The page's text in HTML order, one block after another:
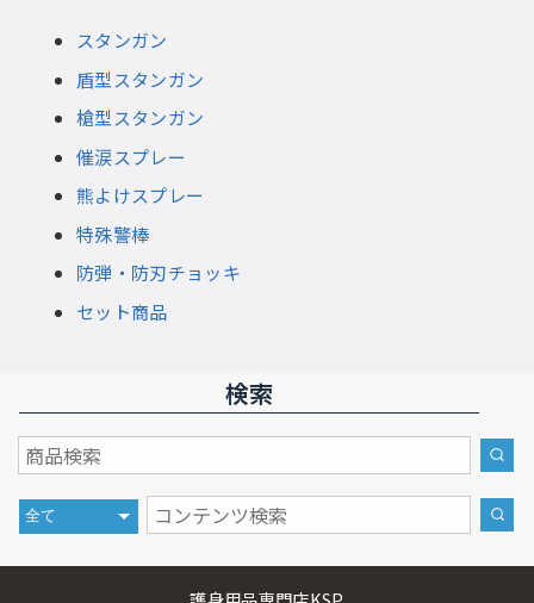
スタンガン
盾型スタンガン
槍型スタンガン
催涙スプレー
熊よけスプレー
特殊警棒
防弾・防刃チョッキ
セット商品
検索